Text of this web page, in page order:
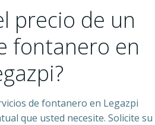
precio de un
fontanero en
de fontanero en Legazpi
que usted necesite. Solicite su